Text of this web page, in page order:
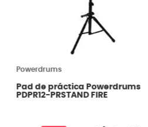
Powerdrums
Pad de práctica Powerdrums
PDPR12-PRSTAND FIRE